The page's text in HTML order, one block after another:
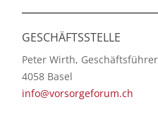
GESCHÄFTSSTELLE
Peter Wirth, Geschäftsführer
4058 Basel
info@vorsorgeforum.ch